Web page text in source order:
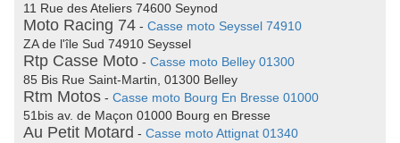
11 Rue des Ateliers 74600 Seynod
Moto Racing 74 - Casse moto Seyssel 74910
ZA de l'île Sud 74910 Seyssel
Rtp Casse Moto - Casse moto Belley 01300
85 Bis Rue Saint-Martin, 01300 Belley
Rtm Motos - Casse moto Bourg En Bresse 01000
51bis av. de Maçon 01000 Bourg en Bresse
Au Petit Motard - Casse moto Attignat 01340